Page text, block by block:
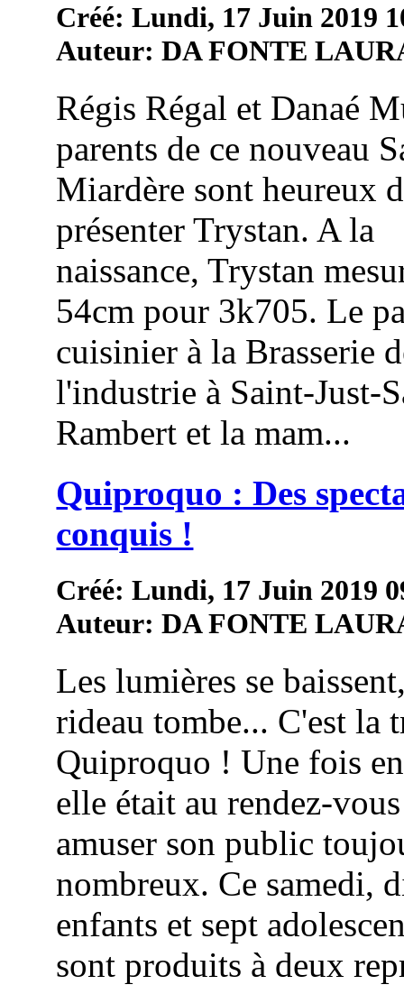
Créé: Lundi, 17 Juin 2019
Auteur: DA FONTE
Régis Régal et Danaé
parents de ce nouveau
Miardère sont heureux
présenter Trystan. A la
naissance, Trystan
54cm pour 3k705. Le
cuisinier à la Brasserie
l'industrie à Saint-Just-
Rambert et la mam...
Quiproquo : Des
conquis !
Créé: Lundi, 17 Juin 2019
Auteur: DA FONTE
Les lumières se
rideau tombe... C'est la
Quiproquo ! Une fois
elle était au rendez-
amuser son public
nombreux. Ce samedi,
enfants et sept
sont produits à deux